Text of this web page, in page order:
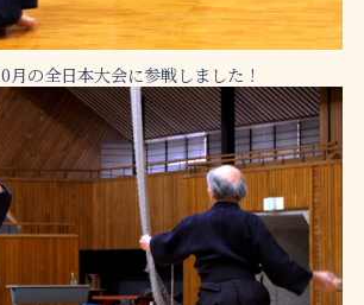
月の全日本大会に参戦しました！